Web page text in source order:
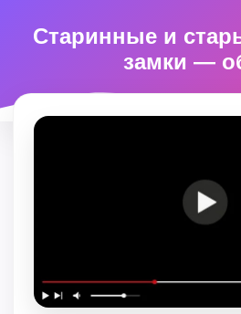
Старинные и
замки —